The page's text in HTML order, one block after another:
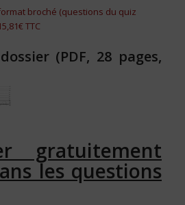
broché (questions du quiz
TTC
(PDF, 28 pages,
gratuitement
les questions